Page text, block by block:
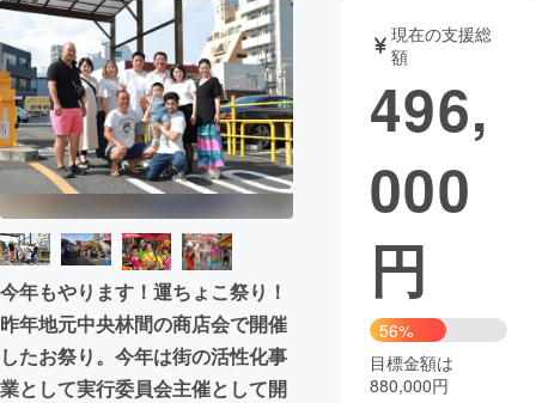
テクノロジー・ガジェット
映像・映画 書籍・雑誌
ビジネス・起業 チャレンジ
まちづくり・地域活性化
CAMPFIRE for Social Good
CAMPFIRE Creation
CAMPFIREふるさと納税machi-ya コミュニティ
今年もやります！運ちょこ祭り！
昨年地元中央林間の商店会で開催
したお祭り。今年は街の活性化事
業として実行委員会主催として開
現在の支援総
額
496,
000
円
56%
目標金額は
880,000円